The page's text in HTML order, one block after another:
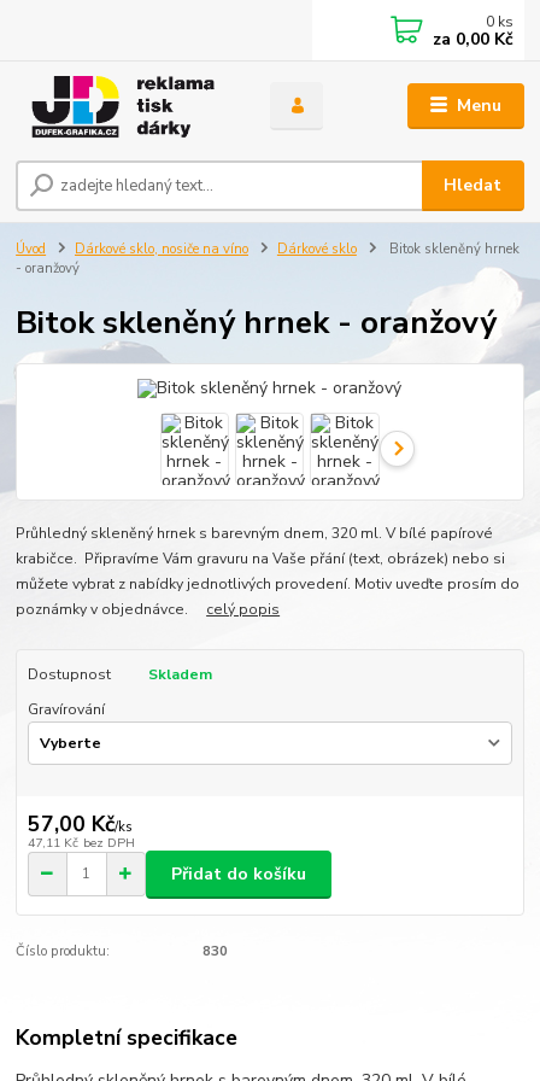
Menu
Hledat
0 ks
za 0,00 Kč
Úvod Dárkové sklo, nosiče na víno Dárkové sklo
Bitok skleněný hrnek
- oranžový
Bitok skleněný hrnek - oranžový
Průhledný skleněný hrnek s barevným dnem, 320 ml. V bílé papírové
krabičce. Připravíme Vám gravuru na Vaše přání (text, obrázek) nebo si
můžete vybrat z nabídky jednotlivých provedení. Motiv uveďte prosím do
poznámky v objednávce. celý popis
Dostupnost
Skladem
Gravírování
57,00 Kč/ks
47,11 Kč bez DPH
Přidat do košíku
Číslo produktu: 830
Kompletní specifikace